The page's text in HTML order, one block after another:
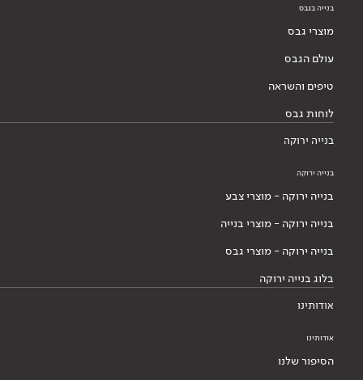
בנייה בגבס
מוצרי גבס
עולם הגבס
טיפים והשראה
לוחות גבס
בנייה ירוקה
בנייה ירוקה
בנייה ירוקה - מוצרי צבע
בנייה ירוקה - מוצרי בנייה
בנייה ירוקה - מוצרי גבס
בלוג בנייה ירוקה
אודותינו
אודותינו
הסיפור שלנו